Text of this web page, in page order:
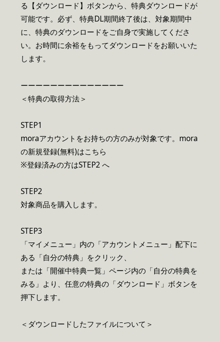
る【ダウンロード】ボタンから、特典ダウンロードが
可能です。必ず、特典DL期間終了後は、対象期間中
に、特典のダウンロードをご自身で実施してくださ
い。お時間に余裕をもってダウンロードをお願いいた
します。
ーーーーーーーーーーーーーー
＜特典の取得方法＞
STEP1
moraアカウントをお持ちの方のみが対象です。mora
の新規登録(無料)はこちら
※登録済みの方はSTEP2 へ
STEP2
対象商品を購入します。
STEP3
「マイメニュー」内の「アカウントメニュー」配下に
ある「自分の特典」をクリック、
または「開催中特典一覧」ページ内の「自分の特典を
みる」より、任意の特典の「ダウンロード」ボタンを
押下します。
＜ダウンロードしたファイルについて＞